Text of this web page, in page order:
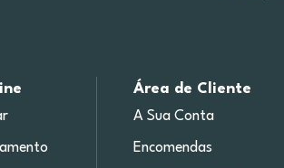
Área de Cliente
A Sua Conta
Encomendas